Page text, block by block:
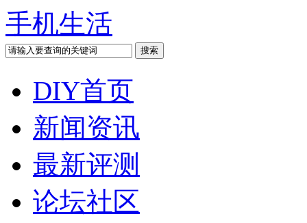
手机生活
DIY首页
新闻资讯
最新评测
论坛社区